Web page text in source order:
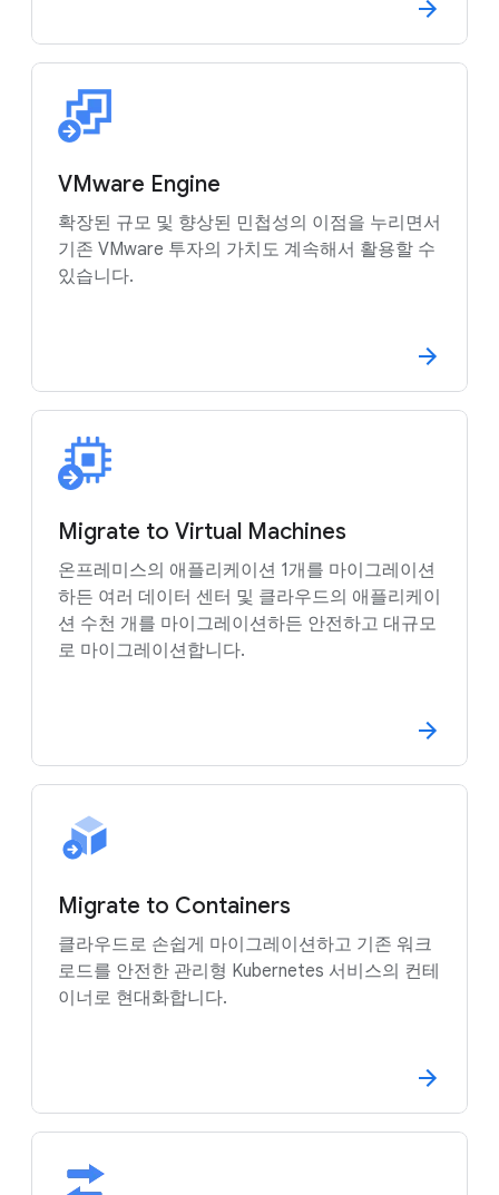
VMware Engine
확장된 규모 및 향상된 민첩성의 이점을 누리면서
기존 VMware 투자의 가치도 계속해서 활용할 수
있습니다.
Migrate to Virtual Machines
온프레미스의 애플리케이션 1개를 마이그레이션
하든 여러 데이터 센터 및 클라우드의 애플리케이
션 수천 개를 마이그레이션하든 안전하고 대규모
로 마이그레이션합니다.
Migrate to Containers
클라우드로 손쉽게 마이그레이션하고 기존 워크
로드를 안전한 관리형 Kubernetes 서비스의 컨테
이너로 현대화합니다.